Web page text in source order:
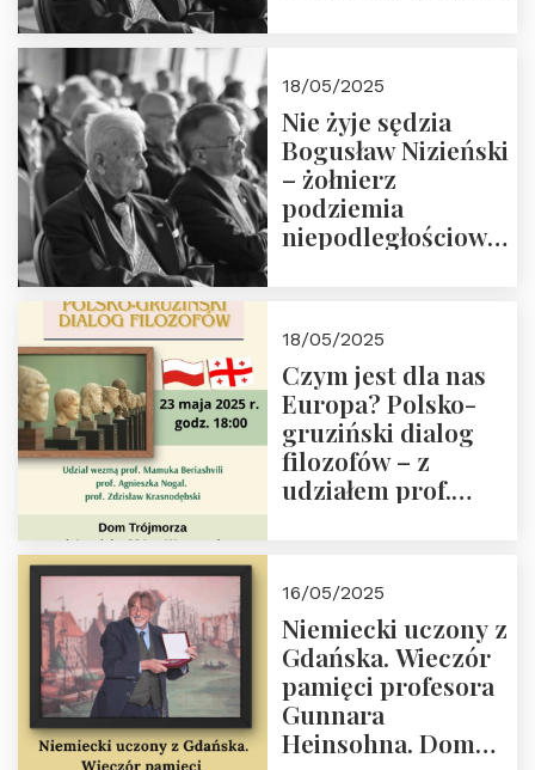
18/05/2025
Nie żyje sędzia
Bogusław Nizieński
– żołnierz
podziemia
niepodległościowego
społeczny, członek
Kapituły Nagrody
im. Prezydenta
Lecha
Kaczyńskiego.
Wielki autorytet.
18/05/2025
Czym jest dla nas
Europa? Polsko-
gruziński dialog
filozofów – z
udziałem prof.
Dom Trójmorza 23
maja 2025 r. godz.
18:00.
16/05/2025
Niemiecki uczony z
Gdańska. Wieczór
pamięci profesora
Gunnara
Heinsohna. Dom